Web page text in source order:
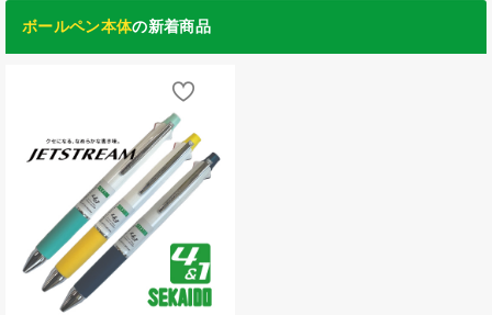
ボールペン本体の新着商品